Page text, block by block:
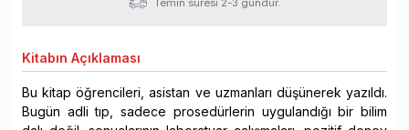
Temin süresi 2-3 gündür.
Kitabın Açıklaması
Bu kitap öğrencileri, asistan ve uzmanları düşünerek yazıldı.
Bugün adli tıp, sadece prosedürlerin uygulandığı bir bilim